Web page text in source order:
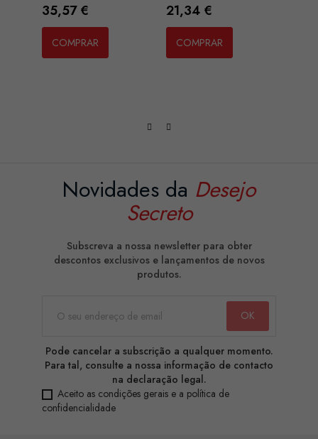
Preço
35,57 €
COMPRAR
Preço
21,34 €
COMPRAR
Novidades da Desejo
Secreto
Subscreva a nossa newsletter para obter
descontos exclusivos e lançamentos de novos
produtos.
Pode cancelar a subscrição a qualquer momento.
Para tal, consulte a nossa informação de contacto
na declaração legal.
Aceito as condições gerais e a política de
confidencialidade